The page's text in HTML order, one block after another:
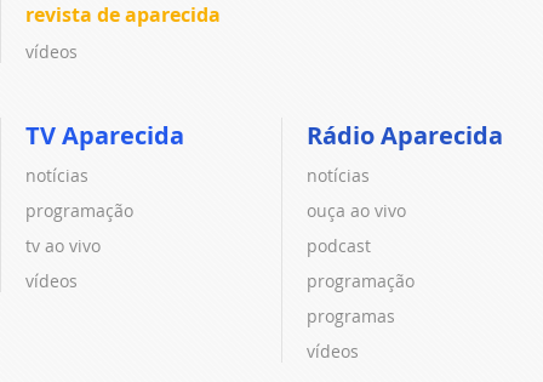
revista de aparecida
vídeos
TV Aparecida
notícias
programação
tv ao vivo
vídeos
Rádio Aparecida
notícias
ouça ao vivo
podcast
programação
programas
vídeos